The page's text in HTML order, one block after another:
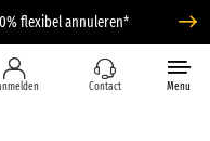
flexibel annuleren*
Contact Menu